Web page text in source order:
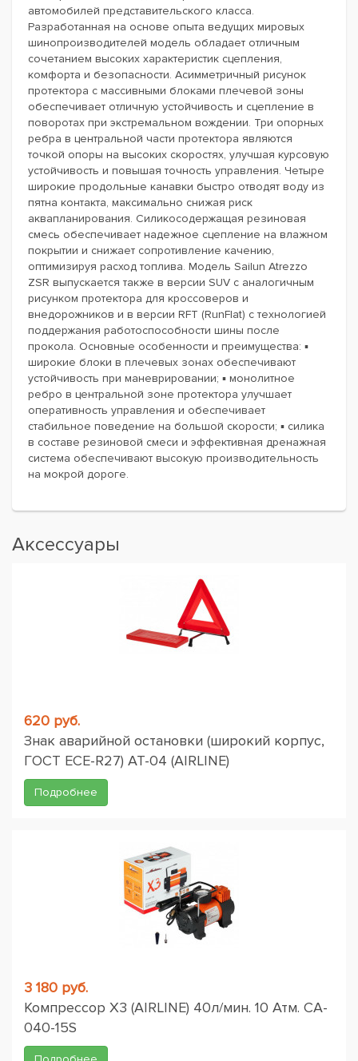
автомобилей представительского класса.
Разработанная на основе опыта ведущих мировых
шинопроизводителей модель обладает отличным
сочетанием высоких характеристик сцепления,
комфорта и безопасности. Асимметричный рисунок
протектора с массивными блоками плечевой зоны
обеспечивает отличную устойчивость и сцепление в
поворотах при экстремальном вождении. Три опорных
ребра в центральной части протектора являются
точкой опоры на высоких скоростях, улучшая курсовую
устойчивость и повышая точность управления. Четыре
широкие продольные канавки быстро отводят воду из
пятна контакта, максимально снижая риск
аквапланирования. Силикосодержащая резиновая
смесь обеспечивает надежное сцепление на влажном
покрытии и снижает сопротивление качению,
оптимизируя расход топлива. Модель Sailun Atrezzo
ZSR выпускается также в версии SUV с аналогичным
рисунком протектора для кроссоверов и
внедорожников и в версии RFT (RunFlat) с технологией
поддержания работоспособности шины после
прокола. Основные особенности и преимущества: ▪
широкие блоки в плечевых зонах обеспечивают
устойчивость при маневрировании; ▪ монолитное
ребро в центральной зоне протектора улучшает
оперативность управления и обеспечивает
стабильное поведение на большой скорости; ▪ силика
в составе резиновой смеси и эффективная дренажная
система обеспечивают высокую производительность
на мокрой дороге.
Аксессуары
620 руб.
Знак аварийной остановки (широкий корпус,
ГОСТ ЕСЕ-R27) AT-04 (AIRLINE)
Подробнее
3 180 руб.
Компрессор X3 (AIRLINE) 40л/мин. 10 Атм. CA-
040-15S